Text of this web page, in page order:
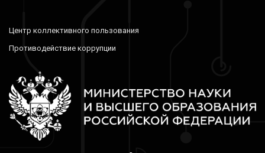
Центр коллективного пользования
Противодействие коррупции